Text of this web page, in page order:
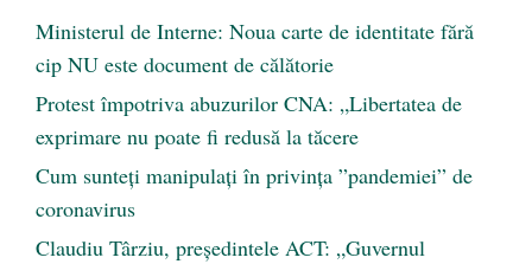
Ministerul de Interne: Noua carte de identitate fără
cip NU este document de călătorie
Protest împotriva abuzurilor CNA: „Libertatea de
exprimare nu poate fi redusă la tăcere
Cum sunteți manipulați în privința ”pandemiei” de
coronavirus
Claudiu Târziu, președintele ACT: „Guvernul